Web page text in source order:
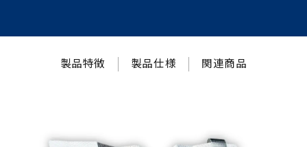
製品特徴 製品仕様 関連商品